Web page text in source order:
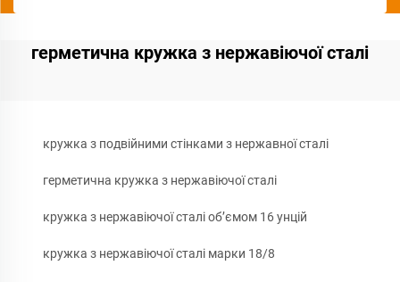
герметична кружка з нержавіючої сталі
кружка з подвійними стінками з нержавної сталі
герметична кружка з нержавіючої сталі
кружка з нержавіючої сталі об’ємом 16 унцій
кружка з нержавіючої сталі марки 18/8